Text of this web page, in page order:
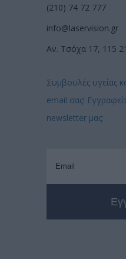
(210) 74 72 777
info@laservision.gr
Αν. Τσόχα 17, 115
Συμβουλές υγείας
email σας!
newsletter μας: